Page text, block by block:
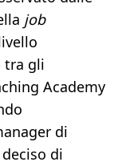
job
tra gli
Academy
di
di